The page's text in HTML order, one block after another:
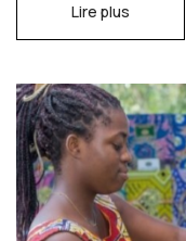
Lire plus